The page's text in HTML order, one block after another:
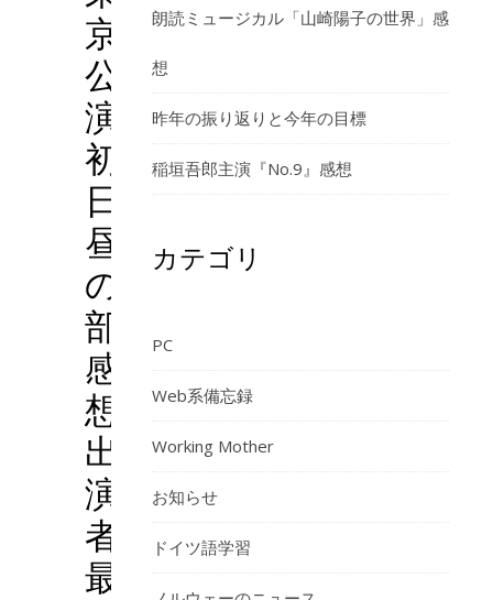
京
公
演
初
日
昼
の
部
感
想：
出
演
者
最
朗読ミュージカル「山崎陽子の世界」感
想
昨年の振り返りと今年の目標
稲垣吾郎主演『No.9』感想
カテゴリ
PC
Web系備忘録
Working Mother
お知らせ
ドイツ語学習